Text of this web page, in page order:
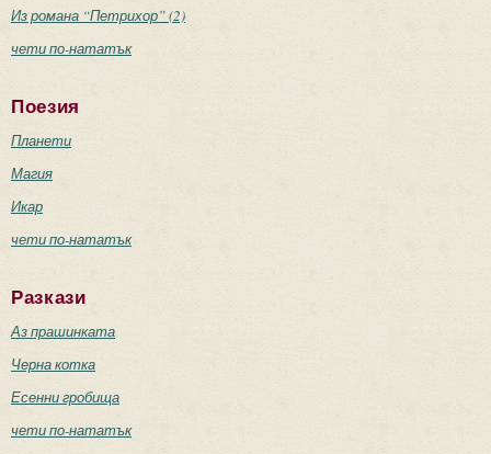
Из романа “Петрихор” (2)
чети по-нататък
Поезия
Планети
Магия
Икар
чети по-нататък
Разкази
Аз прашинката
Черна котка
Есенни гробища
чети по-нататък